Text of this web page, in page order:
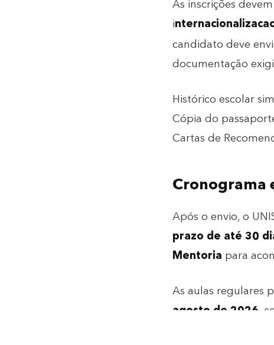
As inscrições
i
candidato deve
documentação
Histórico escolar
Cópia do
Cartas de
Cronograma
Após o envio, o
prazo de até 30
Mentoria para
As aulas regulares
agosto de 2026 ,